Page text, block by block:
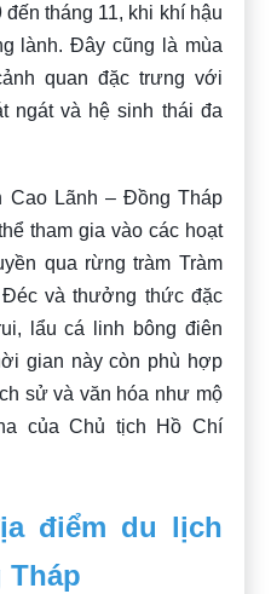
tháng 11, khi khí hậu
lành. Đây cũng là mùa
quan đặc trưng với
ngát và hệ sinh thái đa
Cao Lãnh – Đồng Tháp
tham gia vào các hoạt
qua rừng tràm Tràm
và thưởng thức đặc
lẩu cá linh bông điên
gian này còn phù hợp
sử và văn hóa như mộ
của Chủ tịch Hồ Chí
điểm du lịch
Tháp